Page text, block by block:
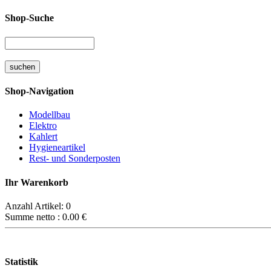
Shop-Suche
Shop-Navigation
Modellbau
Elektro
Kahlert
Hygieneartikel
Rest- und Sonderposten
Ihr Warenkorb
Anzahl Artikel: 0
Summe netto : 0.00 €
Statistik